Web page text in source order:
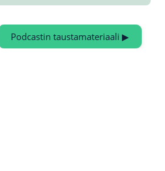
Podcastin taustamateriaali ▶︎